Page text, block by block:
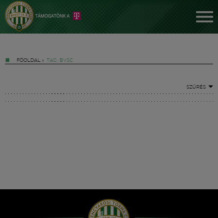
FŐOLDAL » TAG: BVSC
SZŰRÉS
Hírek